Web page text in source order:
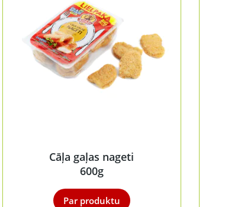
Cāļa gaļas nageti
600g
Par produktu